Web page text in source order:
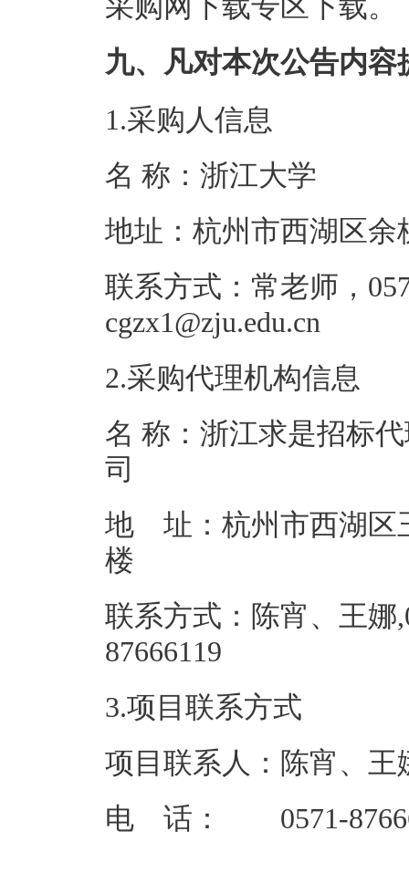
采购网下载专区下载。
九、凡对本次公告内
1.采购人信息
名 称：浙江
地址：杭州市
联系方式：常老师，
2.采购代理机构信息
名 称：浙江求是招标
地 址：杭州市西湖区
联系方式：陈宵、王娜
3.项目联系方式
项目联系人：陈宵、王
电 话： 0571-